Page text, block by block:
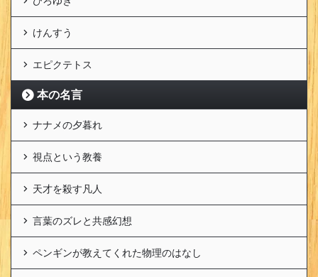
けんすう
エピクテトス
本の名言
ナナメの夕暮れ
視点という教養
天才を殺す凡人
言葉のズレと共感幻想
ペンギンが教えてくれた物理のはなし